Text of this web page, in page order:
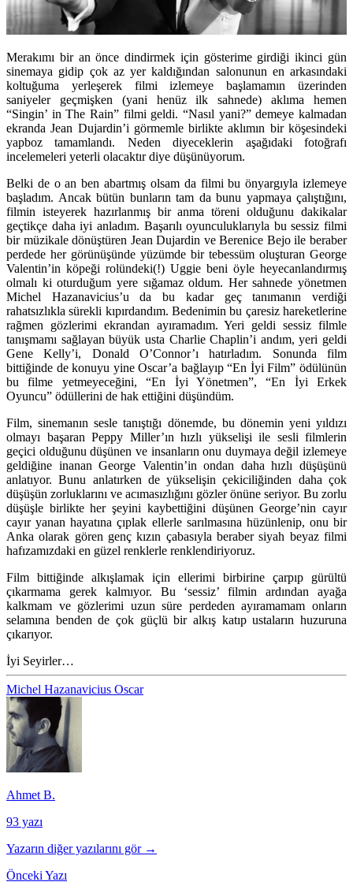
Merakımı bir an önce dindirmek için gösterime girdiği ikinci gün
sinemaya gidip çok az yer kaldığından salonunun en arkasındaki
koltuğuma yerleşerek filmi izlemeye başlamamın üzerinden
saniyeler geçmişken (yani henüz ilk sahnede) aklıma hemen
“Singin’ in The Rain” filmi geldi. “Nasıl yani?” demeye kalmadan
ekranda Jean Dujardin’i görmemle birlikte aklımın bir köşesindeki
yapboz tamamlandı. Neden diyeceklerin aşağıdaki fotoğrafı
incelemeleri yeterli olacaktır diye düşünüyorum.
Belki de o an ben abartmış olsam da filmi bu önyargıyla izlemeye
başladım. Ancak bütün bunların tam da bunu yapmaya çalıştığını,
filmin isteyerek hazırlanmış bir anma töreni olduğunu dakikalar
geçtikçe daha iyi anladım. Başarılı oyunculuklarıyla bu sessiz filmi
bir müzikale dönüştüren Jean Dujardin ve Berenice Bejo ile beraber
perdede her görünüşünde yüzümde bir tebessüm oluşturan George
Valentin’in köpeği rolündeki(!) Uggie beni öyle heyecanlandırmış
olmalı ki oturduğum yere sığamaz oldum. Her sahnede yönetmen
Michel Hazanavicius’u da bu kadar geç tanımanın verdiği
rahatsızlıkla sürekli kıpırdandım. Bedenimin bu çaresiz hareketlerine
rağmen gözlerimi ekrandan ayıramadım. Yeri geldi sessiz filmle
tanışmamı sağlayan büyük usta Charlie Chaplin’i andım, yeri geldi
Gene Kelly’i, Donald O’Connor’ı hatırladım. Sonunda film
bittiğinde de konuyu yine Oscar’a bağlayıp “En İyi Film” ödülünün
bu filme yetmeyeceğini, “En İyi Yönetmen”, “En İyi Erkek
Oyuncu” ödüllerini de hak ettiğini düşündüm.
Film, sinemanın sesle tanıştığı dönemde, bu dönemin yeni yıldızı
olmayı başaran Peppy Miller’ın hızlı yükselişi ile sesli filmlerin
geçici olduğunu düşünen ve insanların onu duymaya değil izlemeye
geldiğine inanan George Valentin’in ondan daha hızlı düşüşünü
anlatıyor. Bunu anlatırken de yükselişin çekiciliğinden daha çok
düşüşün zorluklarını ve acımasızlığını gözler önüne seriyor. Bu zorlu
düşüşle birlikte her şeyini kaybettiğini düşünen George’nin cayır
cayır yanan hayatına çıplak ellerle sarılmasına hüzünlenip, onu bir
Anka olarak gören genç kızın çabasıyla beraber siyah beyaz filmi
hafızamızdaki en güzel renklerle renklendiriyoruz.
Film bittiğinde alkışlamak için ellerimi birbirine çarpıp gürültü
çıkarmama gerek kalmıyor. Bu ‘sessiz’ filmin ardından ayağa
kalkmam ve gözlerimi uzun süre perdeden ayıramamam onların
selamına benden de çok güçlü bir alkış katıp ustaların huzuruna
çıkarıyor.
İyi Seyirler…
Michel Hazanavicius Oscar
Ahmet B.
93 yazı
Yazarın diğer yazılarını gör →
Önceki Yazı